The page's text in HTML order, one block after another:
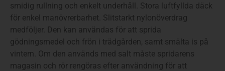
smidig rullning och enkelt underhåll. Stora luftfyllda däck
för enkel manövrerbarhet. Slitstarkt nylonöverdrag
medföljer. Den kan användas för att sprida
gödningsmedel och frön i trädgården, samt smälta is på
vintern. Om den används med salt måste spridarens
magasin och rör rengöras efter användning för att